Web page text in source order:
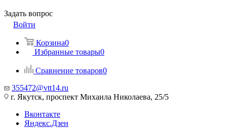
Задать вопрос
Войти
Корзина0
Избранные товары0
Сравнение товаров0
355472@vtt14.ru
г. Якутск, проспект Михаила Николаева, 25/5
Вконтакте
Яндекс.Дзен